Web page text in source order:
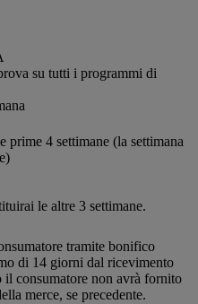
su tutti i programmi di
prime 4 settimane (la settimana
le altre 3 settimane.
tramite bonifico
di 14 giorni dal ricevimento
consumatore non avrà fornito
merce, se precedente.